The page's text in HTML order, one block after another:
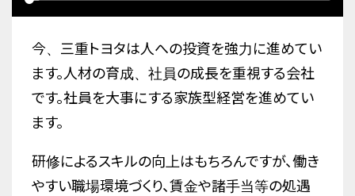
今、三重トヨタは人への投資を強力に進めてい
ます。人材の育成、社員の成長を重視する会社
です。社員を大事にする家族型経営を進めてい
ます。
研修によるスキルの向上はもちろんですが、働き
やすい職場環境づくり、賃金や諸手当等の処遇